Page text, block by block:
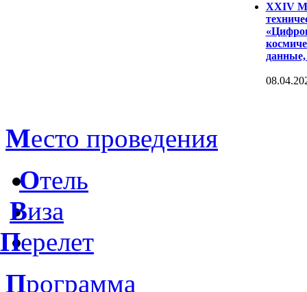
XXIV
данные,
Место проведения
Отель
Виза
Перелет
Программа